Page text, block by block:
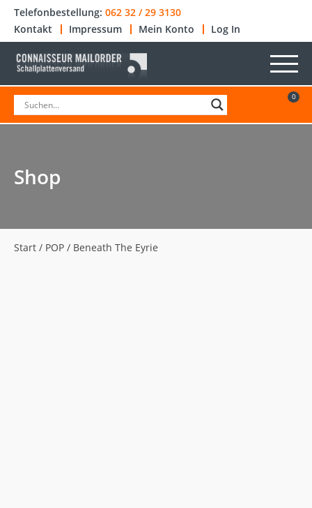
Telefonbestellung: 062 32 / 29 3130
Kontakt
Impressum Mein Konto Log In
0
Shop
Start / POP / Beneath The Eyrie